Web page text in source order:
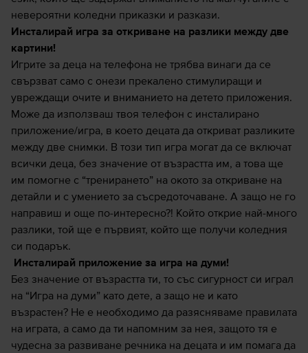
невероятни коледни приказки и разкази.
Инсталирай игра за откриване на разлики между две
картини!
Игрите за деца на телефона не трябва винаги да се
свързват само с онези прекалено стимулиращи и
увреждащи очите и вниманието на детето приложения.
Може да използваш твоя телефон с инсталирано
приложение/игра, в което децата да откриват разликите
между две снимки. В този тип игра могат да се включат
всички деца, без значение от възрастта им, а това ще
им помогне с “тренирането” на окото за откриване на
детайли и с умението за съсредоточаване. А защо не го
направиш и още по-интересно?! Който открие най-много
разлики, той ще е първият, който ще получи коледния
си подарък.
Инсталирай приложение за игра на думи!
Без значение от възрастта ти, то със сигурност си играл
на “Игра на думи” като дете, а защо не и като
възрастен? Не е необходимо да разясняваме правилата
на играта, а само да ти напомним за нея, защото тя е
чудесна за развиване речника на децата и им помага да